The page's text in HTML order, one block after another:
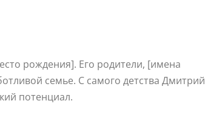
рождения]. Его родители, [имена
семье. С самого детства Дмитрий
потенциал.